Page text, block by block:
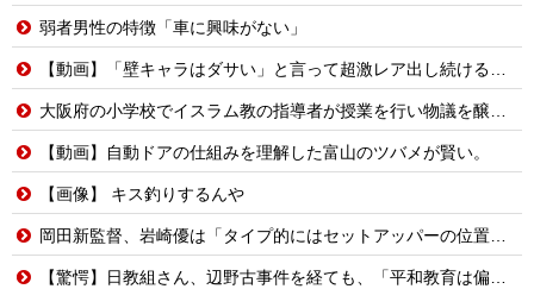
弱者男性の特徴「車に興味がない」
【動画】「壁キャラはダサい」と言って超激レア出し続ける脳キンw
大阪府の小学校でイスラム教の指導者が授業を行い物議を醸す！ #大阪 #イスラム教 #モスク
【動画】自動ドアの仕組みを理解した富山のツバメが賢い。
【画像】 キス釣りするんや
岡田新監督、岩崎優は「タイプ的にはセットアッパーの位置が一番合うてる」←おーん
【驚愕】日教組さん、辺野古事件を経ても、「平和教育は偏っていない!」